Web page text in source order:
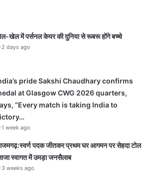
खेल में पर्सनल केयर की दुनिया से रूबरू होंगे बच्चे
2 days ago
pride Sakshi Chaudhary confirms
at Glasgow CWG 2026 quarters,
“Every match is taking India to
1 week ago
पदक जीतकर प्रथम घर आगमन पर सेहदा टोल
स्वागत में उमड़ा जनसैलाब
3 weeks ago